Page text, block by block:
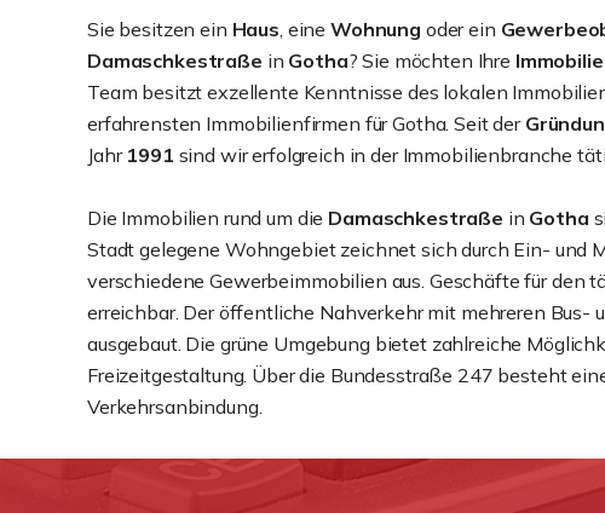
Sie besitzen ein Haus, eine Wohnung oder ein
Damaschkestraße in Gotha? Sie möchten Ihre
Team besitzt exzellente Kenntnisse des lokalen
erfahrensten Immobilienfirmen für Gotha. Seit der
Jahr 1991 sind wir erfolgreich in der Immobilienbranche
Die Immobilien rund um die Damaschkestraße in Gotha
Stadt gelegene Wohngebiet zeichnet sich durch Ein- und
verschiedene Gewerbeimmobilien aus. Geschäfte für den
erreichbar. Der öffentliche Nahverkehr mit mehreren Bus-
ausgebaut. Die grüne Umgebung bietet zahlreiche
Freizeitgestaltung. Über die Bundesstraße 247 besteht
Verkehrsanbindung.